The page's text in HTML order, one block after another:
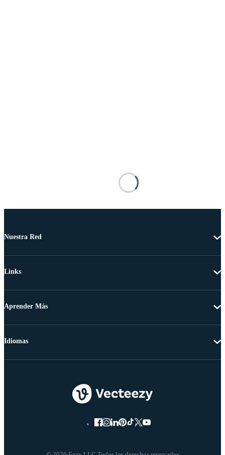
Nuestra Red
Links
Aprender Más
Idiomas